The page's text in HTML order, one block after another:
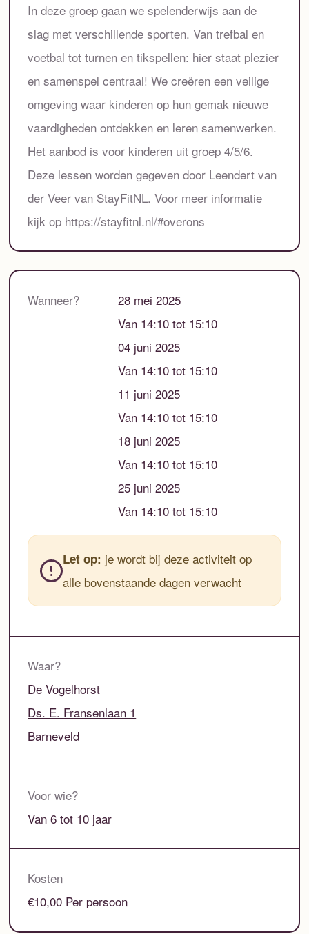
In deze groep gaan we spelenderwijs aan de
slag met verschillende sporten. Van trefbal en
voetbal tot turnen en tikspellen: hier staat plezier
en samenspel centraal! We creëren een veilige
omgeving waar kinderen op hun gemak nieuwe
vaardigheden ontdekken en leren samenwerken.
Het aanbod is voor kinderen uit groep 4/5/6.
Deze lessen worden gegeven door Leendert van
der Veer van StayFitNL. Voor meer informatie
kijk op https://stayfitnl.nl/#overons
Wanneer?
28 mei 2025
Van 14:10 tot 15:10
04 juni 2025
Van 14:10 tot 15:10
11 juni 2025
Van 14:10 tot 15:10
18 juni 2025
Van 14:10 tot 15:10
25 juni 2025
Van 14:10 tot 15:10
Let op: je wordt bij deze activiteit op
alle bovenstaande dagen verwacht
Waar?
De Vogelhorst
Ds. E. Fransenlaan 1
Barneveld
Voor wie?
Van 6 tot 10 jaar
Kosten
€10,00 Per persoon